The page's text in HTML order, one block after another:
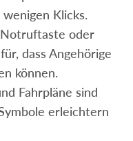
Klicks.
Notruftaste oder
dass Angehörige
können.
Fahrpläne sind
erleichtern